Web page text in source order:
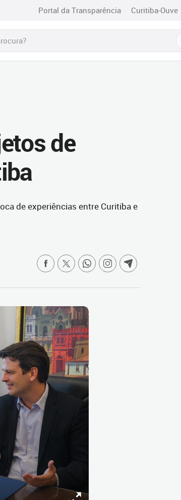
Portal da Transparência Curitiba-Ouve
de
de experiências entre Curitiba e